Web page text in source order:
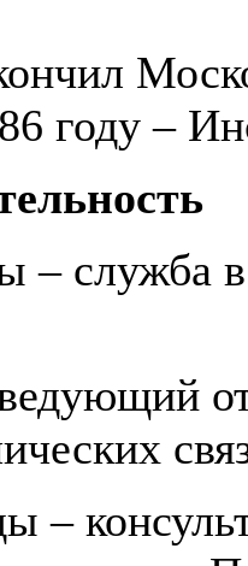
году –
– служба
–